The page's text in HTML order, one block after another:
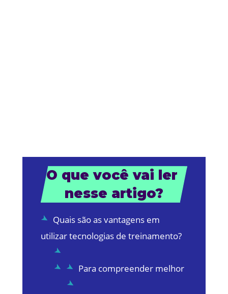
O que você vai ler
nesse artigo?
Quais são as vantagens em
utilizar tecnologias de treinamento?
Para compreender melhor